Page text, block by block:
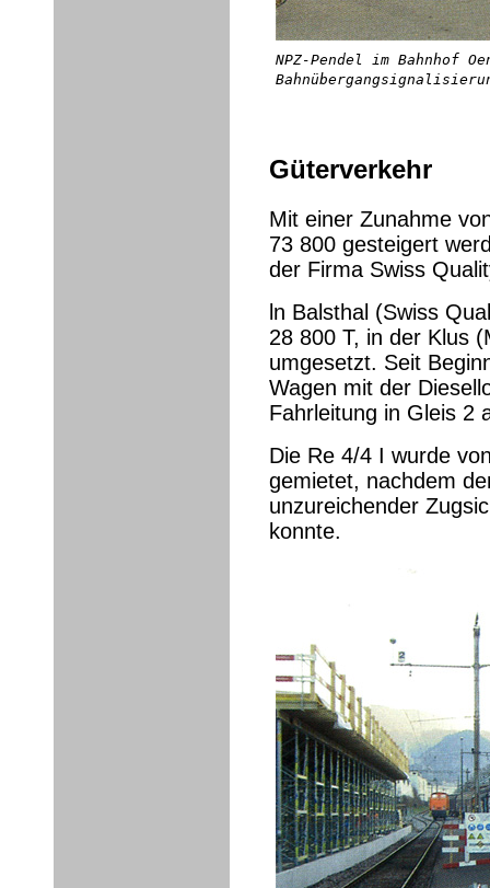
NPZ-Pendel im Bahnhof
Güterverkehr
Mit einer Zunahme
73 800 gesteigert
der Firma Swiss
ln Balsthal (Swiss
28 800 T, in der Klus
umgesetzt. Seit
Wagen mit der
Fahrleitung in Gleis 2
Die Re 4/4 I wurde
gemietet, nachdem
unzureichender
konnte.